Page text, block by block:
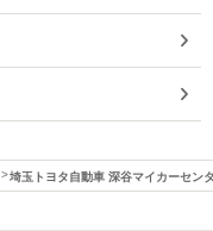
埼玉トヨタ自動車 深谷マイカーセン